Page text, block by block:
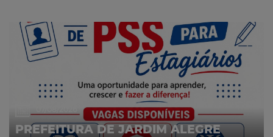
PREFEITURA DE JARDIM ALEGRE